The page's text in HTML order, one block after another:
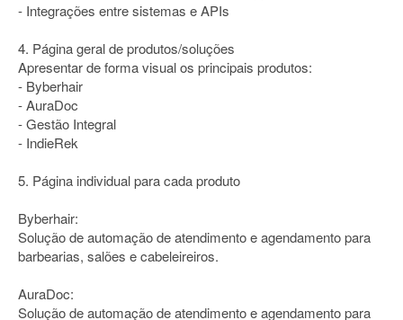
- Integrações entre sistemas e APIs
4. Página geral de produtos/soluções
Apresentar de forma visual os principais produtos:
- Byberhair
- AuraDoc
- Gestão Integral
- IndieRek
5. Página individual para cada produto
Byberhair:
Solução de automação de atendimento e agendamento para
barbearias, salões e cabeleireiros.
AuraDoc:
Solução de automação de atendimento e agendamento para